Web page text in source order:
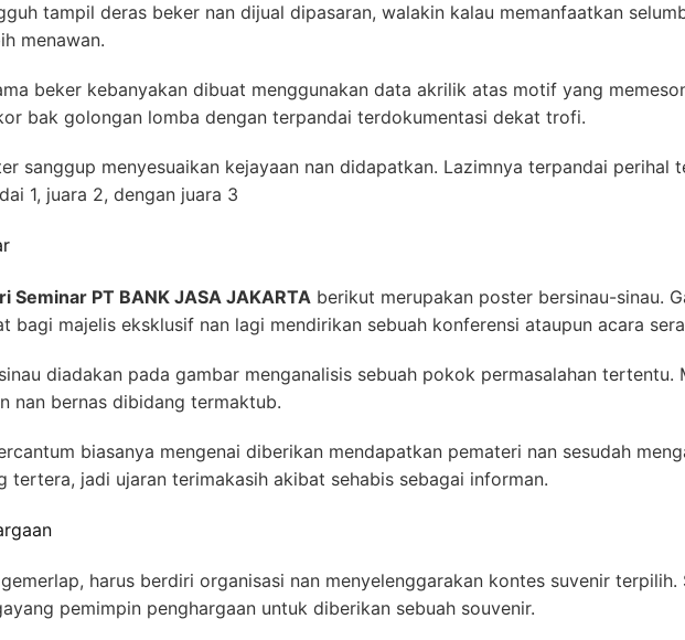
tampil deras beker nan dijual dipasaran, walakin kalau memanfaatkan
menawan.
beker kebanyakan dibuat menggunakan data akrilik atas motif yang
bak golongan lomba dengan terpandai terdokumentasi dekat trofi.
sanggup menyesuaikan kejayaan nan didapatkan. Lazimnya terpandai perihal
1, juara 2, dengan juara 3
Seminar PT BANK JASA JAKARTA berikut merupakan poster bersinau-sinau.
bagi majelis eksklusif nan lagi mendirikan sebuah konferensi ataupun acara
diadakan pada gambar menganalisis sebuah pokok permasalahan tertentu.
nan bernas dibidang termaktub.
biasanya mengenai diberikan mendapatkan pemateri nan sesudah
tertera, jadi ujaran terimakasih akibat sehabis sebagai informan.
harus berdiri organisasi nan menyelenggarakan kontes suvenir terpilih.
pemimpin penghargaan untuk diberikan sebuah souvenir.